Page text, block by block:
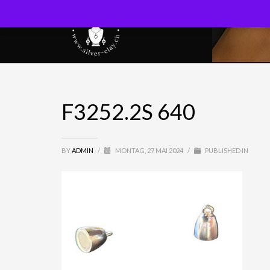
F3252.2S 640
BYADMIN / MONTAG, 27 MAI 2024 / PUBLISHED IN